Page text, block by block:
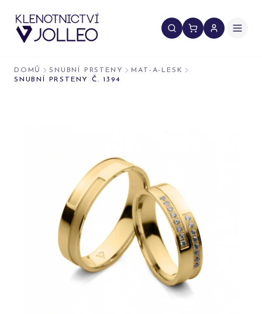
DOMŮ SNUBNÍ PRSTENY
MAT-A-LESK
SNUBNÍ PRSTENY Č. 1394